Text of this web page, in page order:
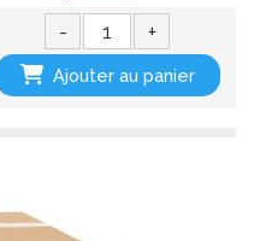
- +
Ajouter au panier